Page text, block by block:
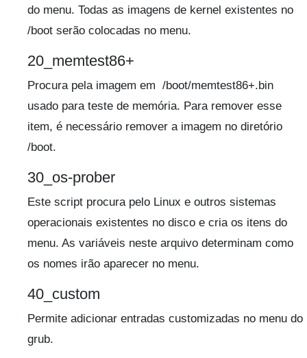
do menu. Todas as imagens de kernel existentes no
/boot serão colocadas no menu.
20_memtest86+
Procura pela imagem em /boot/memtest86+.bin
usado para teste de memória. Para remover esse
item, é necessário remover a imagem no diretório
/boot.
30_os-prober
Este script procura pelo Linux e outros sistemas
operacionais existentes no disco e cria os itens do
menu. As variáveis neste arquivo determinam como
os nomes irão aparecer no menu.
40_custom
Permite adicionar entradas customizadas no menu do
grub.